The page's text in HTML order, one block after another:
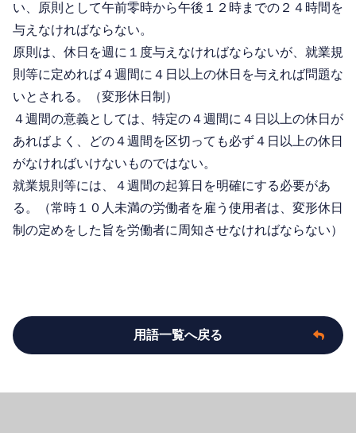
い、原則として午前零時から午後１２時までの２４時間を
与えなければならない。
原則は、休日を週に１度与えなければならないが、就業規
則等に定めれば４週間に４日以上の休日を与えれば問題な
いとされる。（変形休日制）
４週間の意義としては、特定の４週間に４日以上の休日が
あればよく、どの４週間を区切っても必ず４日以上の休日
がなければいけないものではない。
就業規則等には、４週間の起算日を明確にする必要があ
る。（常時１０人未満の労働者を雇う使用者は、変形休日
制の定めをした旨を労働者に周知させなければならない）
用語一覧へ戻る